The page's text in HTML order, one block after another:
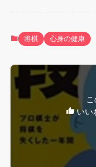
将棋 心身の健康
いい